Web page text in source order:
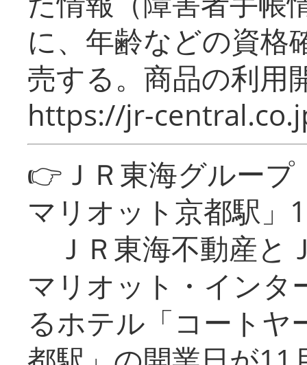
に、年齢などの資格
売する。商品の利用
https://jr-
👉ＪＲ東海グルー
マリオット京都駅」
ＪＲ東海不動産と
マリオット・インタ
るホテル「コートヤ